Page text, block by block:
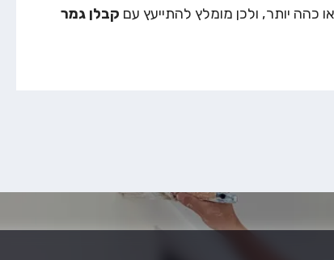
כהה יותר, ולכן מומלץ להתייעץ עם קבלן גמר